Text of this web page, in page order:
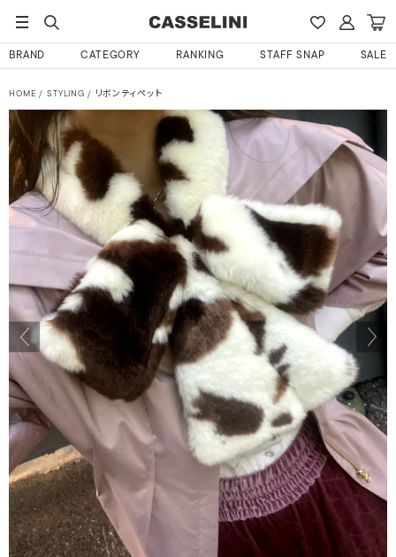
BRAND CATEGORY RANKING STAFF SNAP SALE
HOME STYLING リボンティペット